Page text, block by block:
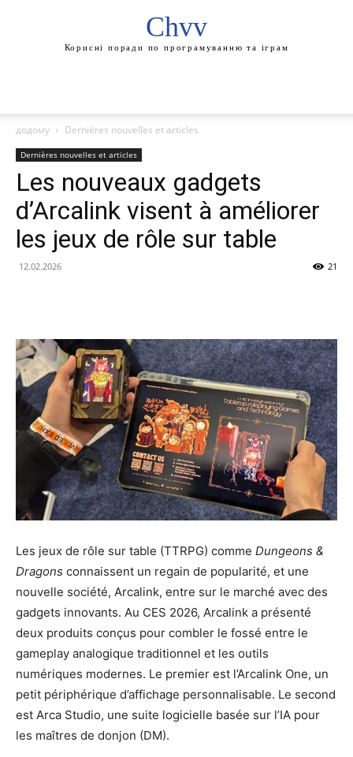
Chvv
Корисні поради по програмуванню та іграм
додому Dernières nouvelles et articles
Dernières nouvelles et articles
Les nouveaux gadgets
d’Arcalink visent à améliorer
les jeux de rôle sur table
12.02.2026 21
Les jeux de rôle sur table (TTRPG) comme Dungeons &
Dragons connaissent un regain de popularité, et une
nouvelle société, Arcalink, entre sur le marché avec des
gadgets innovants. Au CES 2026, Arcalink a présenté
deux produits conçus pour combler le fossé entre le
gameplay analogique traditionnel et les outils
numériques modernes. Le premier est l’Arcalink One, un
petit périphérique d’affichage personnalisable. Le second
est Arca Studio, une suite logicielle basée sur l’IA pour
les maîtres de donjon (DM).